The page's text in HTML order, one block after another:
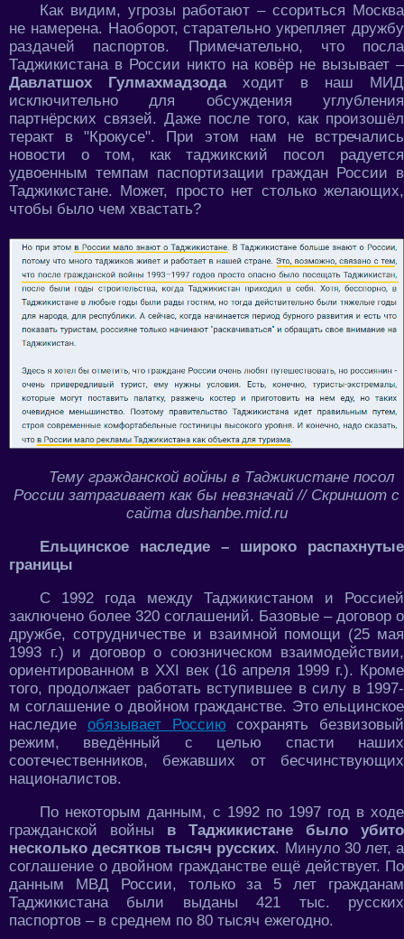
Как видим, угрозы работают – ссориться Москва
не намерена. Наоборот, старательно укрепляет дружбу
раздачей паспортов. Примечательно, что посла
Таджикистана в России никто на ковёр не вызывает –
Давлатшох Гулмахмадзодаходит в наш МИД
исключительно для обсуждения углубления
партнёрских связей. Даже после того, как произошёл
теракт в "Крокусе". При этом нам не встречались
новости о том, как таджикский посол радуется
удвоенным темпам паспортизации граждан России в
Таджикистане. Может, просто нет столько желающих,
чтобы было чем хвастать?
Тему гражданской войны в Таджикистане посол
России затрагивает как бы невзначай // Скриншот с
сайта dushanbe.mid.ru
Ельцинское наследие – широко распахнутые
границы
С 1992 года между Таджикистаном и Россией
заключено более 320 соглашений. Базовые – договор о
дружбе, сотрудничестве и взаимной помощи (25 мая
1993 г.) и договор о союзническом взаимодействии,
ориентированном в XXI век (16 апреля 1999 г.). Кроме
того, продолжает работать вступившее в силу в 1997-
м соглашение о двойном гражданстве. Это ельцинское
наследие обязывает Россию сохранять безвизовый
режим, введённый с целью спасти наших
соотечественников, бежавших от бесчинствующих
националистов.
По некоторым данным, с 1992 по 1997 год в ходе
гражданской войны в Таджикистане было убито
несколько десятков тысяч русских. Минуло 30 лет, а
соглашение о двойном гражданстве ещё действует. По
данным МВД России, только за 5 лет гражданам
Таджикистана были выданы 421 тыс. русских
паспортов – в среднем по 80 тысяч ежегодно.